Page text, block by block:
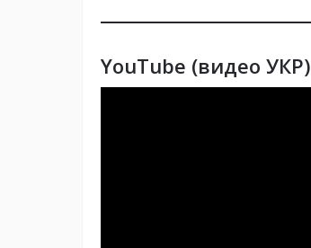
YouTube (видео УКР)